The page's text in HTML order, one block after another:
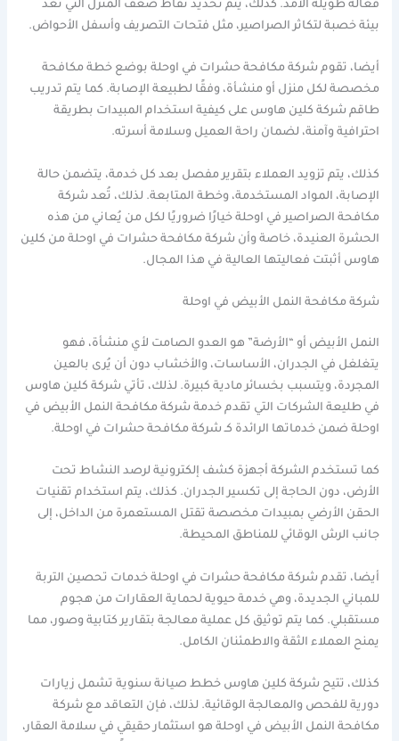
فعالة طويلة الأمد. كذلك، يتم تحديد نقاط ضعف المنزل التي تُعد
بيئة خصبة لتكاثر الصراصير، مثل فتحات التصريف وأسفل الأحواض.
أيضا، تقوم شركة مكافحة حشرات في اوحلة بوضع خطة مكافحة
مخصصة لكل منزل أو منشأة، وفقًا لطبيعة الإصابة. كما يتم تدريب
طاقم شركة كلين هاوس على كيفية استخدام المبيدات بطريقة
احترافية وآمنة، لضمان راحة العميل وسلامة أسرته.
كذلك، يتم تزويد العملاء بتقرير مفصل بعد كل خدمة، يتضمن حالة
الإصابة، المواد المستخدمة، وخطة المتابعة. لذلك، تُعد شركة
مكافحة الصراصير في اوحلة خيارًا ضروريًا لكل من يُعاني من هذه
الحشرة العنيدة، خاصة وأن شركة مكافحة حشرات في اوحلة من كلين
هاوس أثبتت فعاليتها العالية في هذا المجال.
شركة مكافحة النمل الأبيض في اوحلة
النمل الأبيض أو “الأرضة” هو العدو الصامت لأي منشأة، فهو
يتغلغل في الجدران، الأساسات، والأخشاب دون أن يُرى بالعين
المجردة، ويتسبب بخسائر مادية كبيرة. لذلك، تأتي شركة كلين هاوس
في طليعة الشركات التي تقدم خدمة شركة مكافحة النمل الأبيض في
اوحلة ضمن خدماتها الرائدة كـ شركة مكافحة حشرات في اوحلة.
كما تستخدم الشركة أجهزة كشف إلكترونية لرصد النشاط تحت
الأرض، دون الحاجة إلى تكسير الجدران. كذلك، يتم استخدام تقنيات
الحقن الأرضي بمبيدات مخصصة تقتل المستعمرة من الداخل، إلى
جانب الرش الوقائي للمناطق المحيطة.
أيضا، تقدم شركة مكافحة حشرات في اوحلة خدمات تحصين التربة
للمباني الجديدة، وهي خدمة حيوية لحماية العقارات من هجوم
مستقبلي. كما يتم توثيق كل عملية معالجة بتقارير كتابية وصور، مما
يمنح العملاء الثقة والاطمئنان الكامل.
كذلك، تتيح شركة كلين هاوس خطط صيانة سنوية تشمل زيارات
دورية للفحص والمعالجة الوقائية. لذلك، فإن التعاقد مع شركة
مكافحة النمل الأبيض في اوحلة هو استثمار حقيقي في سلامة العقار،